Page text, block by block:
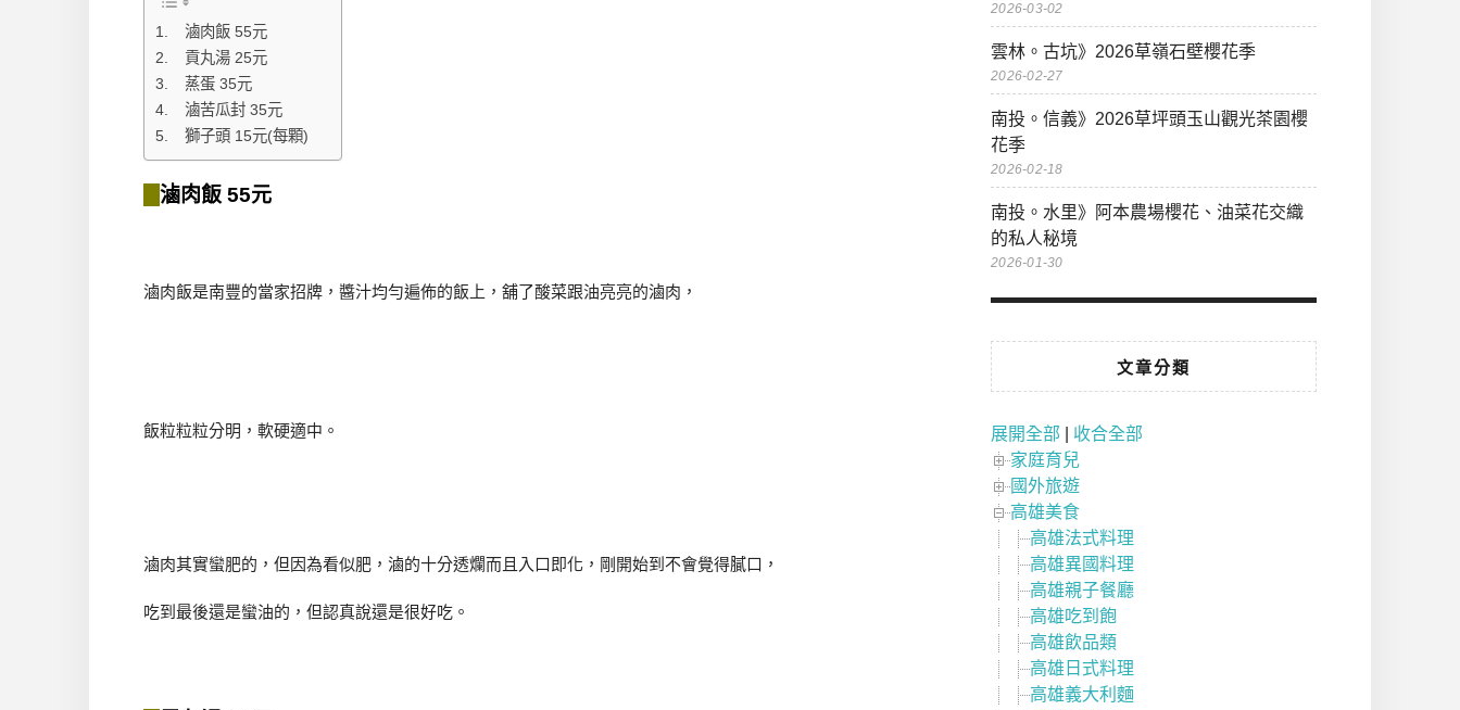
滷肉飯 55元
貢丸湯 25元
蒸蛋 35元
滷苦瓜封 35元
獅子頭 15元(每顆)
滷肉飯 55元
滷肉飯是南豐的當家招牌，醬汁均勻遍佈的飯上，舖了酸菜跟油亮亮的滷肉，
飯粒粒粒分明，軟硬適中。
滷肉其實蠻肥的，但因為看似肥，滷的十分透爛而且入口即化，剛開始到不會覺得膩口，
吃到最後還是蠻油的，但認真說還是很好吃。
2026-03-02
雲林。古坑》2026草嶺石壁櫻花季
2026-02-27
南投。信義》2026草坪頭玉山觀光茶園櫻
花季
2026-02-18
南投。水里》阿本農場櫻花、油菜花交織
的私人秘境
2026-01-30
文章分類
展開全部
收合全部
家庭育兒
國外旅遊
高雄美食
高雄法式料理
高雄異國料理
高雄親子餐廳
高雄吃到飽
高雄飲品類
高雄日式料理
高雄義大利麵